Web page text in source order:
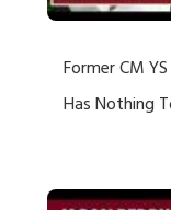
Former CM
Has Nothing